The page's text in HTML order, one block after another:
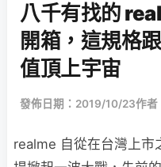
八千有找的
開箱，這規格
值頂上宇宙
發佈日期：2019/10/23作者
realme 自從在台灣上市